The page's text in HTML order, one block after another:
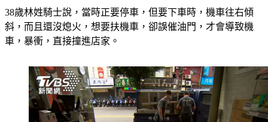
斜，而且還沒熄火，想要扶機車，卻誤催油門，才會導致機
車，暴衝，直接撞進店家。